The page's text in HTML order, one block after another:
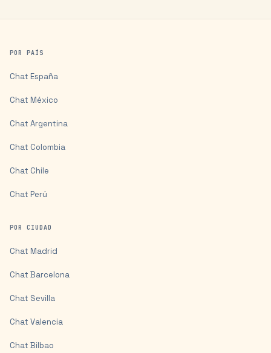
POR PAÍS
Chat España
Chat México
Chat Argentina
Chat Colombia
Chat Chile
Chat Perú
POR CIUDAD
Chat Madrid
Chat Barcelona
Chat Sevilla
Chat Valencia
Chat Bilbao